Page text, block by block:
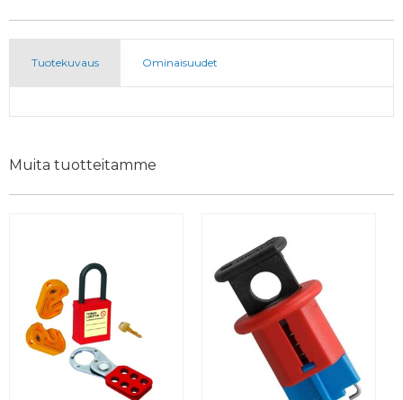
Tuotekuvaus Ominaisuudet
Muita tuotteitamme